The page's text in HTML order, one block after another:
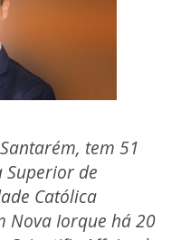
tem 51
Superior de
Católica
Nova Iorque há 20